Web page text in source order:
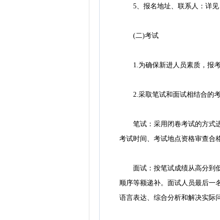
5、报名地址、联系人：详见
(二)考试
1.为确保新进人员素质，报考
2.采取笔试和面试相结合的
笔试：采用闭卷考试的方式进
考试时间、考试地点资格审查合
面试：按笔试成绩从高分到低
顺序等额递补。面试人员最后一
语言表达、综合分析和解决实际